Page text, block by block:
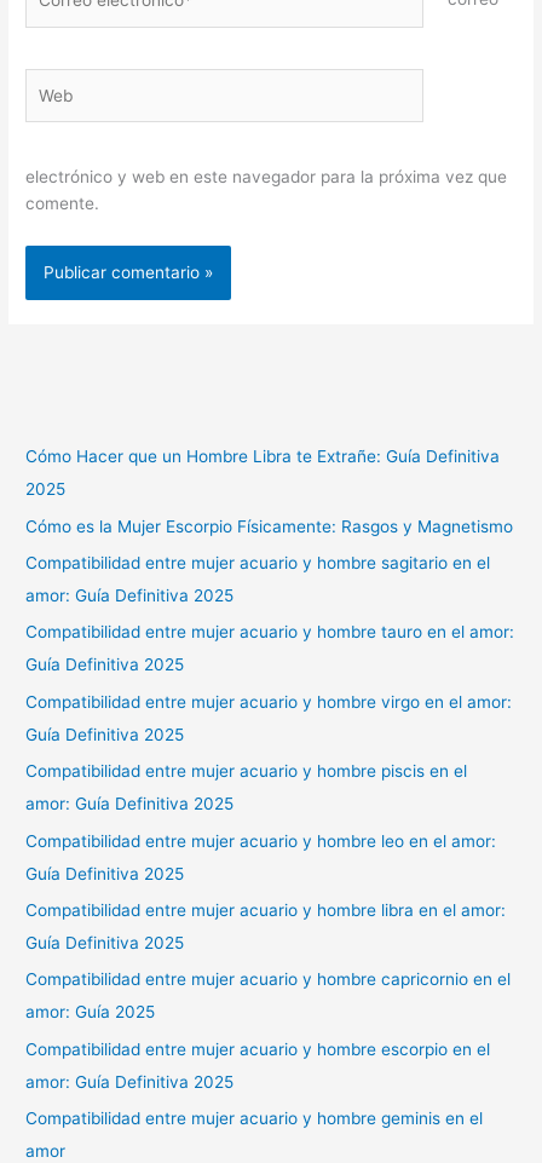
electrónico*
electrónico y web en este navegador para la próxima vez que
comente.
Cómo Hacer que un Hombre Libra te Extrañe: Guía Definitiva
2025
Cómo es la Mujer Escorpio Físicamente: Rasgos y Magnetismo
Compatibilidad entre mujer acuario y hombre sagitario en el
amor: Guía Definitiva 2025
Compatibilidad entre mujer acuario y hombre tauro en el amor:
Guía Definitiva 2025
Compatibilidad entre mujer acuario y hombre virgo en el amor:
Guía Definitiva 2025
Compatibilidad entre mujer acuario y hombre piscis en el
amor: Guía Definitiva 2025
Compatibilidad entre mujer acuario y hombre leo en el amor:
Guía Definitiva 2025
Compatibilidad entre mujer acuario y hombre libra en el amor:
Guía Definitiva 2025
Compatibilidad entre mujer acuario y hombre capricornio en el
amor: Guía 2025
Compatibilidad entre mujer acuario y hombre escorpio en el
amor: Guía Definitiva 2025
Compatibilidad entre mujer acuario y hombre geminis en el
amor